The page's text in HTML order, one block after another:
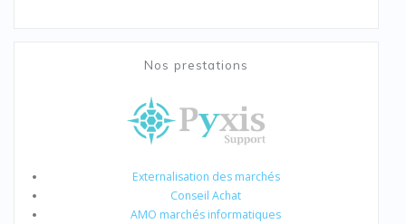
Nos prestations
Externalisation des marchés
Conseil Achat
AMO marchés informatiques